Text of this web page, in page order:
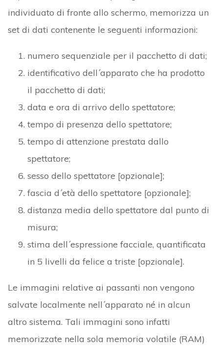
individuato di fronte allo schermo, memorizza un
set di dati contenente le seguenti informazioni:
numero sequenziale per il pacchetto di dati;
identificativo dell´apparato che ha prodotto
il pacchetto di dati;
data e ora di arrivo dello spettatore;
tempo di presenza dello spettatore;
tempo di attenzione prestata dallo
spettatore;
sesso dello spettatore [opzionale];
fascia d´età dello spettatore [opzionale];
distanza media dello spettatore dal punto di
misura;
stima dell´espressione facciale, quantificata
in 5 livelli da felice a triste [opzionale].
Le immagini relative ai passanti non vengono
salvate localmente nell´apparato né in alcun
altro sistema. Tali immagini sono infatti
memorizzate nella sola memoria volatile (RAM)